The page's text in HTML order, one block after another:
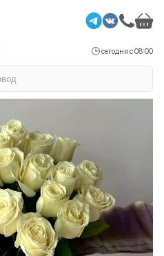
сегодня с 08:00